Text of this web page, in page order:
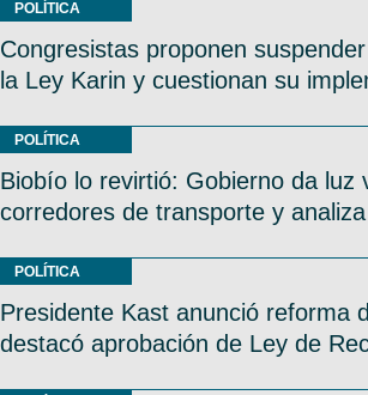
POLÍTICA
Congresistas proponen
la Ley Karin y cuestionan su
POLÍTICA
Biobío lo revirtió: Gobierno da luz
corredores de transporte y
POLÍTICA
Presidente Kast anunció reforma
destacó aprobación de Ley de